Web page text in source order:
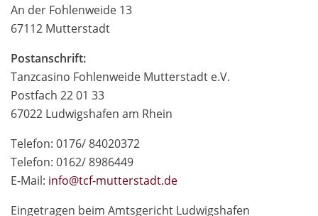
An der Fohlenweide 13
67112 Mutterstadt
Postanschrift:
Tanzcasino Fohlenweide Mutterstadt e.V.
Postfach 22 01 33
67022 Ludwigshafen am Rhein
Telefon: 0176/ 84020372
Telefon: 0162/ 8986449
E-Mail: info@tcf-mutterstadt.de
Eingetragen beim Amtsgericht Ludwigshafen